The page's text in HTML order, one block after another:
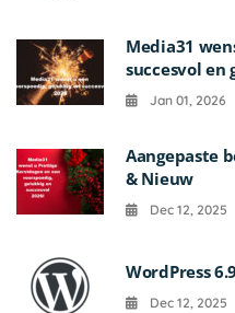
Media31
succesvol en
Jan 01, 2026
Aangepaste
& Nieuw
Dec 12, 2025
WordPress
Dec 12, 2025